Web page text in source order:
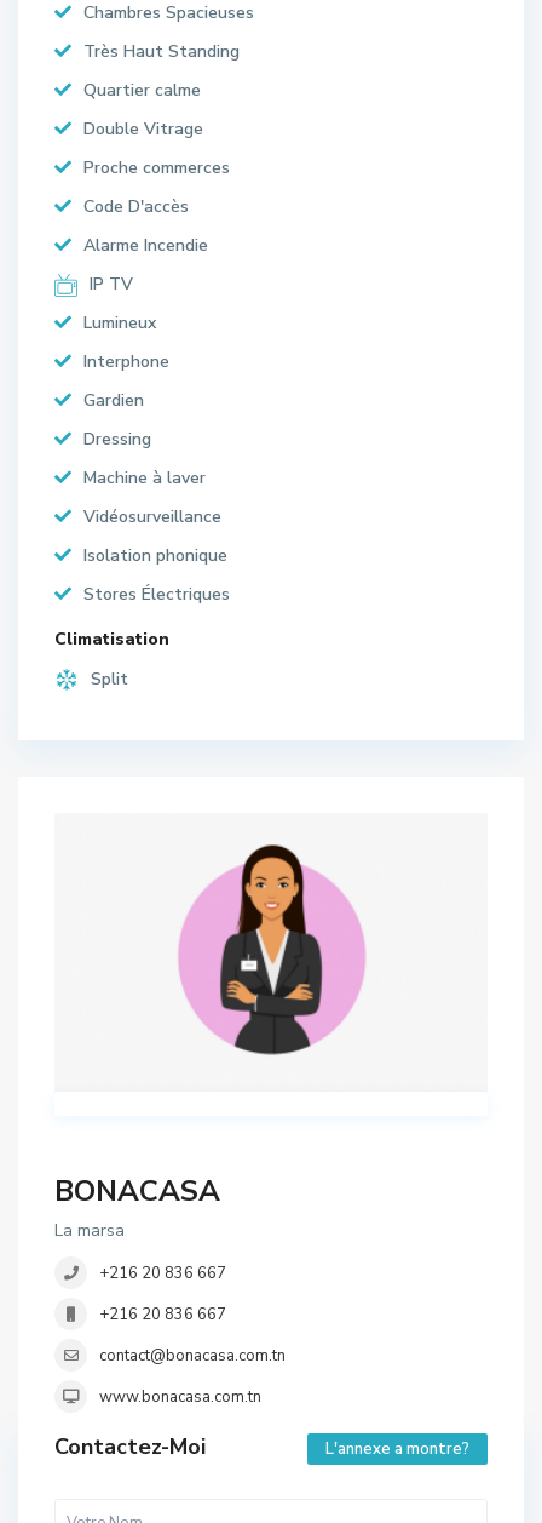
Chambres Spacieuses
Très Haut Standing
Quartier calme
Double Vitrage
Proche commerces
Code D'accès
Alarme Incendie
IP TV
Lumineux
Interphone
Gardien
Dressing
Machine à laver
Vidéosurveillance
Isolation phonique
Stores Électriques
Climatisation
Split
BONACASA
La marsa
+216 20 836 667
+216 20 836 667
contact@bonacasa.com.tn
www.bonacasa.com.tn
Contactez-Moi L'annexe a montre?